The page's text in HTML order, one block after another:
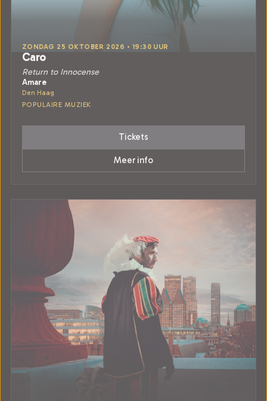
ZONDAG 25 OKTOBER 2026 • 19:30 UUR
Caro
Return to Innocense
Amare
Den Haag
POPULAIRE MUZIEK
Tickets
Meer info